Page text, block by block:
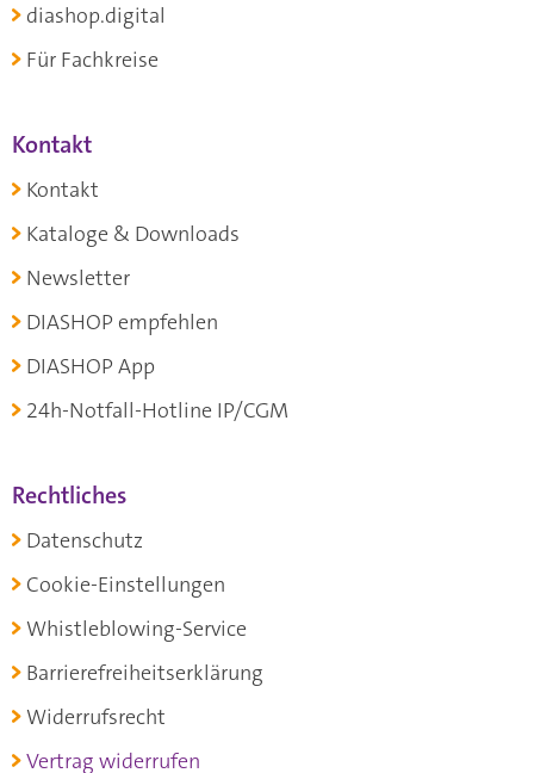
diashop.digital
Für Fachkreise
Kontakt
Kontakt
Kataloge & Downloads
Newsletter
DIASHOP empfehlen
DIASHOP App
24h-Notfall-Hotline IP/CGM
Rechtliches
Datenschutz
Cookie-Einstellungen
Whistleblowing-Service
Barrierefreiheitserklärung
Widerrufsrecht
Vertrag widerrufen